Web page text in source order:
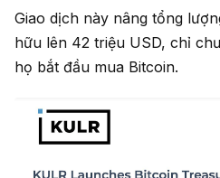
Giao dịch này nâng tổng
hữu lên 42 triệu USD, chỉ
họ bắt đầu mua Bitcoin.